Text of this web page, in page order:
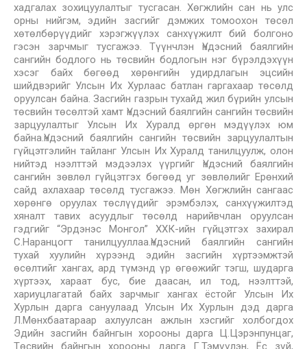
хадгалах зохицуулалтыг тусгасан. Хөгжлийн сан нь улс
орны нийгэм, эдийн засгийг дэмжих томоохон төсөл
хөтөлбөрүүдийг хэрэгжүүлэх санхүүжилт бий болгоно
гэсэн зарчмыг тусгажээ. Түүнчлэн Үндэсний баялгийн
сангийн бодлого нь төсвийн бодлогын нэг бүрэлдэхүүн
хэсэг байх бөгөөд хөрөнгийн удирдлагын эцсийн
шийдвэрийг Улсын Их Хурлаас батлан гаргахаар төсөлд
оруулсан байна. Засгийн газрын тухайд жил бүрийн улсын
төсвийн төсөлтэй хамт Үндэсний баялгийн сангийн төсвийн
зарцуулалтыг Улсын Их Хуралд өргөн мэдүүлэх юм
байна.Үндэсний баялгийн сангийн төсвийн зарцуулалтын
гүйцэтгэлийн тайланг Улсын Их Хуралд танилцуулж, олон
нийтэд нээлттэй мэдээлэх үүргийг Үндэсний баялгийн
сангийн зөвлөл гүйцэтгэх бөгөөд уг зөвлөлийг Ерөнхий
сайд ахлахаар төсөлд тусгажээ. Мөн Хөгжлийн сангаас
хөрөнгө оруулах төслүүдийг эрэмбэлэх, санхүүжилтэд
хяналт тавих асуудлыг төсөлд нарийвчлан оруулсан
гэдгийг “Эрдэнэс Монгол” ХХК-ийн гүйцэтгэх захирал
С.Наранцогт танилцууллаа.Үндэсний баялгийн сангийн
тухай хуулийн хүрээнд эдийн засгийн хүртээмжтэй
өсөлтийг хангах, ард түмэнд үр өгөөжийг тэгш, шударга
хүртээх, хараат бус, бие даасан, ил тод, нээлттэй,
хариуцлагатай байх зарчмыг хангах ёстойг Улсын Их
Хурлын дарга сануулаад Улсын Их Хурлын дэд дарга
Л.Мөнхбаатараар ахлуулсан ажлын хэсгийг холбогдох
Эдийн засгийн байнгын хорооны дарга Ц.Цэрэнпунцаг,
Төсвийн байнгын хорооны дарга Г.Тэмүүлэн, Ёс зүй,